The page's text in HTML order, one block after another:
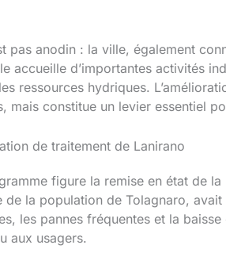
pas anodin : la ville, également
accueille d’importantes activités
ressources hydriques.
mais constitue un levier essentiel
de traitement de Lanirano
figure la remise en état de
de la population de Tolagnaro,
les pannes fréquentes et la
aux usagers.